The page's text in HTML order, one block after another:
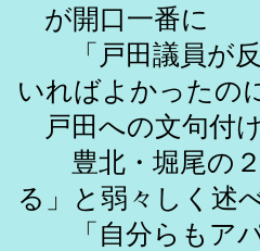
が開口一番に
「戸田議員が反
いればよかったの
戸田への文句付
豊北・堀尾の２
る」と弱々しく述
「自分らもアパ